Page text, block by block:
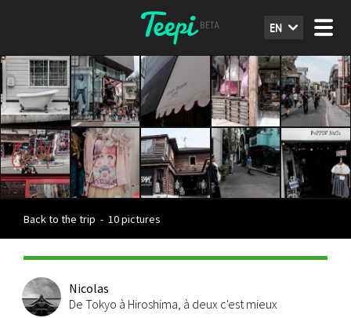
EN
Back to the trip - 10 pictures
Nicolas
De Tokyo à Hiroshima, à deux c'est mieux